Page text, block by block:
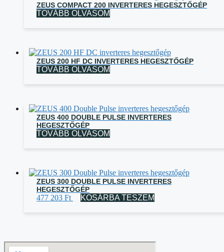
ZEUS COMPACT 200 INVERTERES HEGESZTŐGÉP
TOVÁBB OLVASOM
ZEUS 200 HF DC INVERTERES HEGESZTŐGÉP
TOVÁBB OLVASOM
ZEUS 400 DOUBLE PULSE INVERTERES
HEGESZTŐGÉP
TOVÁBB OLVASOM
ZEUS 300 DOUBLE PULSE INVERTERES
HEGESZTŐGÉP
477 203 Ft KOSÁRBA TESZEM